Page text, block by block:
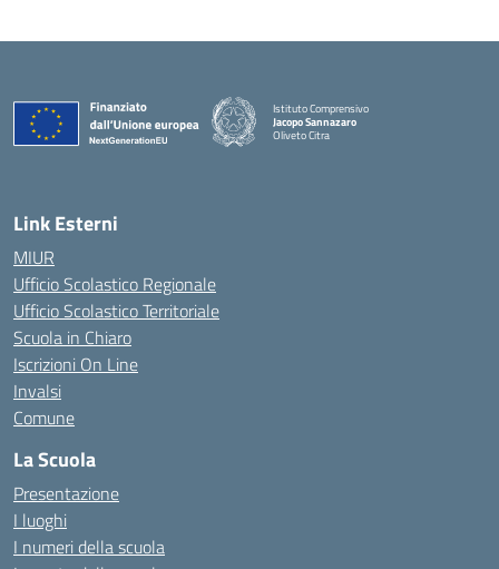
Istituto Comprensivo
Jacopo Sannazaro
Oliveto Citra
Link Esterni
MIUR
Ufficio Scolastico Regionale
Ufficio Scolastico Territoriale
Scuola in Chiaro
Iscrizioni On Line
Invalsi
Comune
La Scuola
Presentazione
I luoghi
I numeri della scuola